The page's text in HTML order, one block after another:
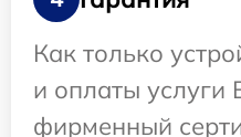
Как только
и оплаты услуги
фирменный